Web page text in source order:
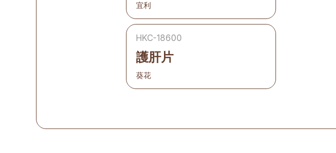
宜利
HKC-18600
護肝片
葵花